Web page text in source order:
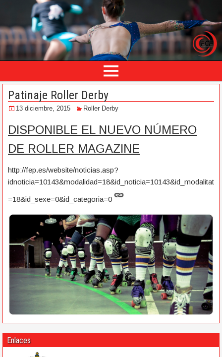
Patinaje Roller Derby
13 diciembre, 2015 Roller Derby
DISPONIBLE EL NUEVO NÚMERO
DE ROLLER MAGAZINE
http://fep.es/website/noticias.asp?
idnoticia=10143&modalidad=18&id_noticia=10143&id_modalitat
=18&id_sexe=0&id_categoria=0
Enlaces